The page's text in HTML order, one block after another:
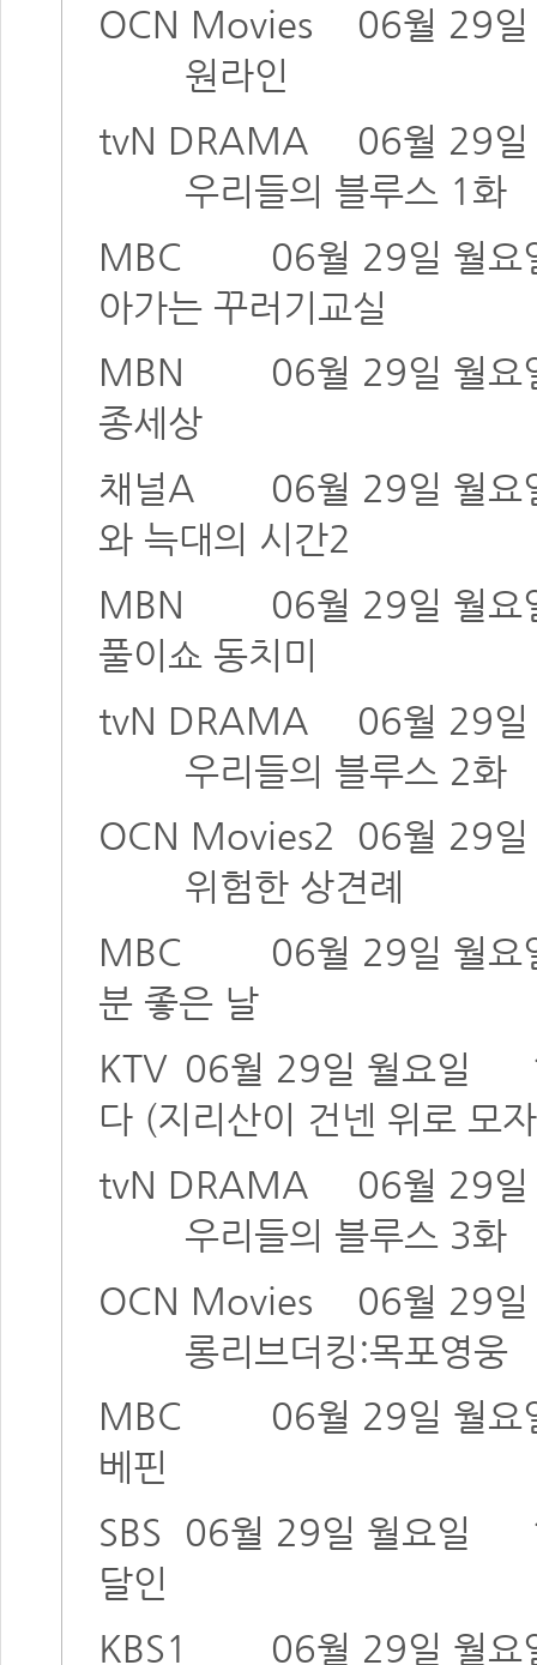
OCN Movies
06월 29일
원라인
tvN DRAMA
06월 29일
우리들의 블루스 1화
MBC
06월 29일 월요
아가는 꾸러기교실
MBN
06월 29일 월요
종세상
채널A
06월 29일 월요
와 늑대의 시간2
MBN
06월 29일 월요
풀이쇼 동치미
tvN DRAMA
06월 29일
우리들의 블루스 2화
OCN Movies2
06월 29일
위험한 상견례
MBC
06월 29일 월요
분 좋은 날
KTV 06월 29일 월요일
다 (지리산이 건넨 위로 모
tvN DRAMA
06월 29일
우리들의 블루스 3화
OCN Movies
06월 29일
롱리브더킹:목포영웅
MBC
06월 29일 월요
베핀
SBS
06월 29일 월요일
달인
KBS1
06월 29일 월요